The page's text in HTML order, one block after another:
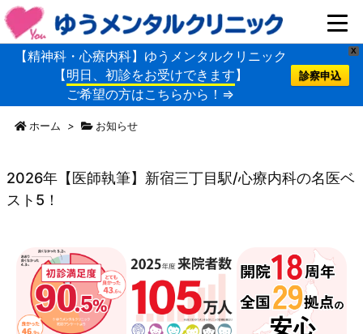
X
【精神科・心療内科】ゆうメンタルクリニック
【明日、初診をお受けできます】
ご希望の方はこちらから！⇒
診察申込
ホーム > お知らせ
2026年【医師執筆】新宿三丁目駅/心療内科の名医ベ
スト5！